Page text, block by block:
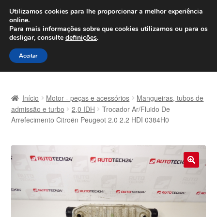
ENVIO a partir de 7 EUR
Seg-Sex, das 9h às 16h800 500 967
Ir
para
a
Saltar
para
o
Carrinho
Contato
Início Motor - peças e acessórios
Mangueiras, tubos de
admissão e turbo
2,0 IDH
Trocador Ar/Fluido De
Arrefecimento Citroën Peugeot 2.0 2.2 HDI 0384H0
Utilizamos cookies para lhe proporcionar a melhor experiência
online.
Para mais informações sobre que cookies utilizamos ou para os
desligar, consulte definições.
Aceitar